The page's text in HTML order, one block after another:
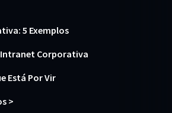
5 Exemplos
Corporativa
Está Por Vir
>